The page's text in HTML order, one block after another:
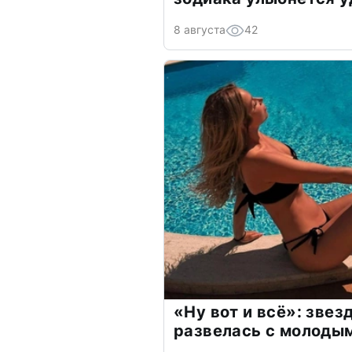
8 августа 42
«Ну вот и всё»:
развелась с